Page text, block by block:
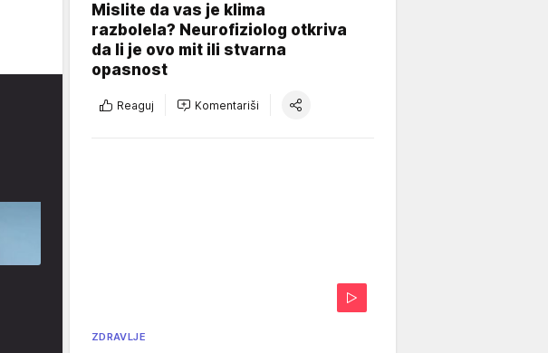
Mislite da vas je klima
razbolela? Neurofiziolog otkriva
da li je ovo mit ili stvarna
opasnost
Reaguj Komentariši
ZDRAVLJE